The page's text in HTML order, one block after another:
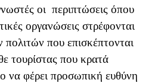
οι περιπτώσεις όπου
οργανώσεις στρέφονται
πολιτών που επισκέπτονται
τουρίστας που κρατά
να φέρει προσωπική ευθύνη